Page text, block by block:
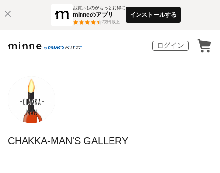
お買いものがもっとお得に
minneのアプリ
3万件以上
インストールする
ログイン
CHAKKA-MAN'S GALLERY